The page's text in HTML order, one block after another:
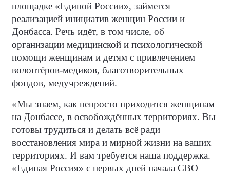
площадке «Единой России», займется
реализацией инициатив женщин России и
Донбасса. Речь идёт, в том числе, об
организации медицинской и психологической
помощи женщинам и детям с привлечением
волонтёров-медиков, благотворительных
фондов, медучреждений.
«Мы знаем, как непросто приходится женщинам
на Донбассе, в освобождённых территориях. Вы
готовы трудиться и делать всё ради
восстановления мира и мирной жизни на ваших
территориях. И вам требуется наша поддержка.
«Единая Россия» с первых дней начала СВО